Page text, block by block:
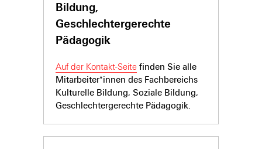
Bildung,
Geschlechtergerechte
Pädagogik
Auf der Kontakt-Seite finden Sie alle
Mitarbeiter*innen des Fachbereichs
Kulturelle Bildung, Soziale Bildung,
Geschlechtergerechte Pädagogik.